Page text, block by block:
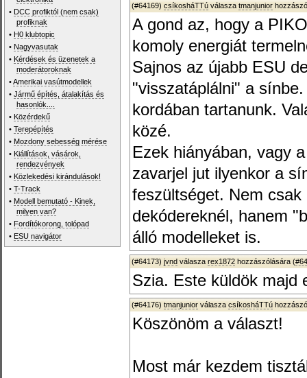
• DCC profiktól (nem csak)
profiknak
• H0 klubtopic
• Nagyvasutak
• Kérdések és üzenetek a
moderátoroknak
•Amerikai vasútmodellek
•Jármű építés, átalakítás és
hasonlók....
• Közérdekű
•Terepépítés
• Mozdony sebesség mérése
• Kiállítások, vásárok,
rendezvények
• Közlekedési kirándulások!
•T-Track
• Modell bemutató - Kinek,
milyen van?
• Fordítókorong, tolópad
• ESU navigátor
(#64169) csíkosháTTú válasza tmanjunior
A gond az, hogy a
komoly energiát
Sajnos az újabb ESU
"visszatáplálni" a
kordában tartanunk.
közé.
Ezek hiányában, vagy
zavarjel jut ilyenkor a
feszültséget. Nem
dekódereknél, hanem
álló modelleket is.
(#64173) jvnd válasza rex1872 hozzászólására (
Szia. Este küldök majd
(#64176) tmanjunior válasza csíkosháTTú
Köszönöm a választ!
Most már kezdem